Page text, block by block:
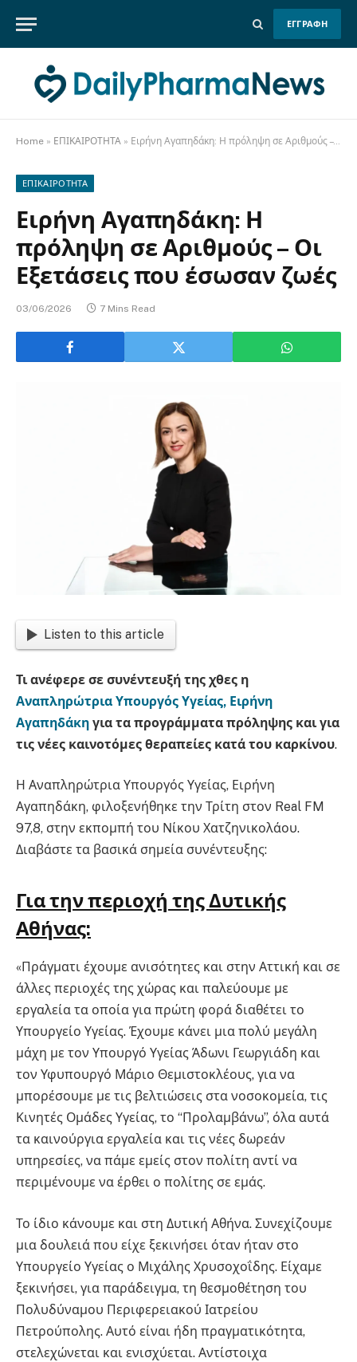
ΕΓΓΡΑΦΗ
Home » ΕΠΙΚΑΙΡΟΤΗΤΑ » Ειρήνη Αγαπηδάκη: Η πρόληψη σε Αριθμούς – Οι Εξετάσεις που έσωσαν ζωές
ΕΠΙΚΑΙΡΟΤΗΤΑ
Ειρήνη Αγαπηδάκη: Η
πρόληψη σε Αριθμούς – Οι
Εξετάσεις που έσωσαν ζωές
03/06/2026 7 Mins Read
Listen to this article
Τι ανέφερε σε συνέντευξή της χθες η
Αναπληρώτρια Υπουργός Υγείας, Ειρήνη
Αγαπηδάκη για τα προγράμματα πρόληψης και για
τις νέες καινοτόμες θεραπείες κατά του καρκίνου.
Η Αναπληρώτρια Υπουργός Υγείας, Ειρήνη
Αγαπηδάκη, φιλοξενήθηκε την Τρίτη στον Real FM
97,8, στην εκπομπή του Νίκου Χατζηνικολάου.
Διαβάστε τα βασικά σημεία συνέντευξης:
Για την περιοχή της Δυτικής
Αθήνας:
«Πράγματι έχουμε ανισότητες και στην Αττική και σε
άλλες περιοχές της χώρας και παλεύουμε με
εργαλεία τα οποία για πρώτη φορά διαθέτει το
Υπουργείο Υγείας. Έχουμε κάνει μια πολύ μεγάλη
μάχη με τον Υπουργό Υγείας Άδωνι Γεωργιάδη και
τον Υφυπουργό Μάριο Θεμιστοκλέους, για να
μπορέσουμε με τις βελτιώσεις στα νοσοκομεία, τις
Κινητές Ομάδες Υγείας, το “Προλαμβάνω”, όλα αυτά
τα καινούργια εργαλεία και τις νέες δωρεάν
υπηρεσίες, να πάμε εμείς στον πολίτη αντί να
περιμένουμε να έρθει ο πολίτης σε εμάς.
Το ίδιο κάνουμε και στη Δυτική Αθήνα. Συνεχίζουμε
μια δουλειά που είχε ξεκινήσει όταν ήταν στο
Υπουργείο Υγείας ο Μιχάλης Χρυσοχοΐδης. Είχαμε
ξεκινήσει, για παράδειγμα, τη θεσμοθέτηση του
Πολυδύναμου Περιφερειακού Ιατρείου
Πετρούπολης. Αυτό είναι ήδη πραγματικότητα,
στελεχώνεται και ενισχύεται. Αντίστοιχα